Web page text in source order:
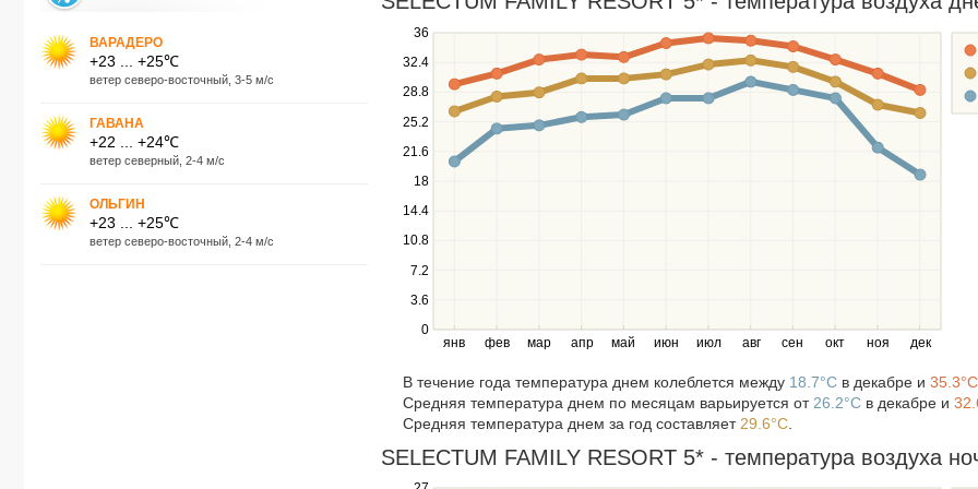
ВАРАДЕРО
+23 ... +25℃
ветер северо-восточный, 3-5 м/с
ГАВАНА
+22 ... +24℃
ветер северный, 2-4 м/с
ОЛЬГИН
+23 ... +25℃
ветер северо-восточный, 2-4 м/с
янв фев мар апр май июн июл авг сен окт ноя дек
0
3.6
7.2
10.8
14.4
18
21.6
25.2
28.8
32.4
36
Use
the
and
down
to
navigate
series.
Use
the
and
right
navigate
through
items
in
a
В течение года температура днем колеблется между 18.7°C в декабре и 35.3°C
Средняя температура днем по месяцам варьируется от 26.2°C в декабре и
Средняя температура днем за год составляет 29.6°C
SELECTUM FAMILY RESORT 5* - температура воздуха